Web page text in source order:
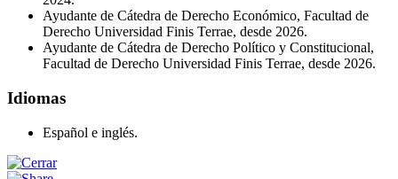
Ayudante de Cátedra de Derecho Económico, Facultad de
Derecho Universidad Finis Terrae, desde 2026.
Ayudante de Cátedra de Derecho Político y Constitucional,
Facultad de Derecho Universidad Finis Terrae, desde 2026.
Idiomas
Español e inglés.